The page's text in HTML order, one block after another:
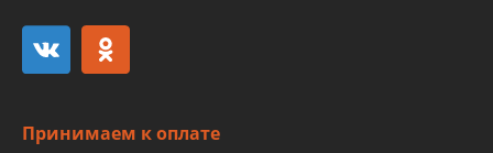
Принимаем к оплате